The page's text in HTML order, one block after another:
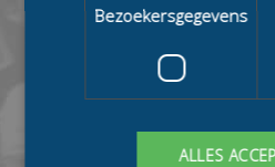
Bezoekersgegevens
ALLES